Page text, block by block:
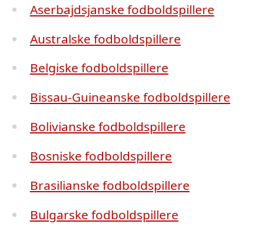
Aserbajdsjanske fodboldspillere
Australske fodboldspillere
Belgiske fodboldspillere
Bissau-Guineanske fodboldspillere
Bolivianske fodboldspillere
Bosniske fodboldspillere
Brasilianske fodboldspillere
Bulgarske fodboldspillere